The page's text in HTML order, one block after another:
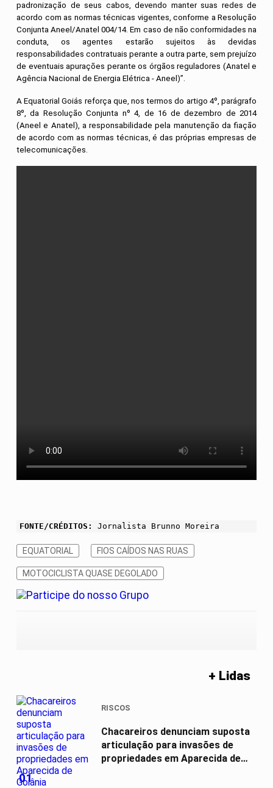
padronização de seus cabos, devendo manter suas redes de
acordo com as normas técnicas vigentes, conforme a Resolução
Conjunta Aneel/Anatel 004/14. Em caso de não conformidades na
conduta, os agentes estarão sujeitos às devidas
responsabilidades contratuais perante a outra parte, sem prejuízo
de eventuais apurações perante os órgãos reguladores (Anatel e
Agência Nacional de Energia Elétrica - Aneel)”.
A Equatorial Goiás reforça que, nos termos do artigo 4º, parágrafo
8º, da Resolução Conjunta nº 4, de 16 de dezembro de 2014
(Aneel e Anatel), a responsabilidade pela manutenção da fiação
de acordo com as normas técnicas, é das próprias empresas de
telecomunicações.
FONTE/CRÉDITOS: Jornalista Brunno Moreira
EQUATORIAL FIOS CAÍDOS NAS RUAS
MOTOCICLISTA QUASE DEGOLADO
+ Lidas
01
RISCOS
Chacareiros denunciam suposta
articulação para invasões de
propriedades em Aparecida de